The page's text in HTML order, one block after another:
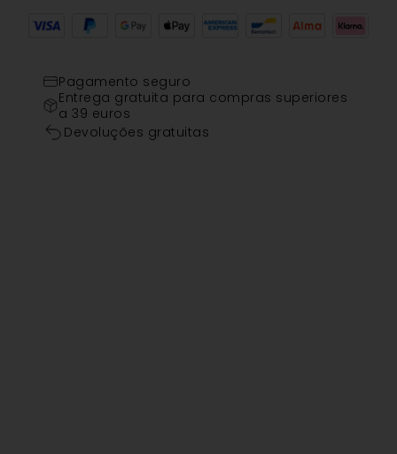
Pagamento seguro
Entrega gratuita para compras superiores
a 39 euros
Devoluções gratuitas